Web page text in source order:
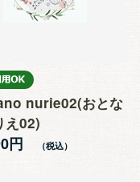
nurie02(おとな
え02)
円